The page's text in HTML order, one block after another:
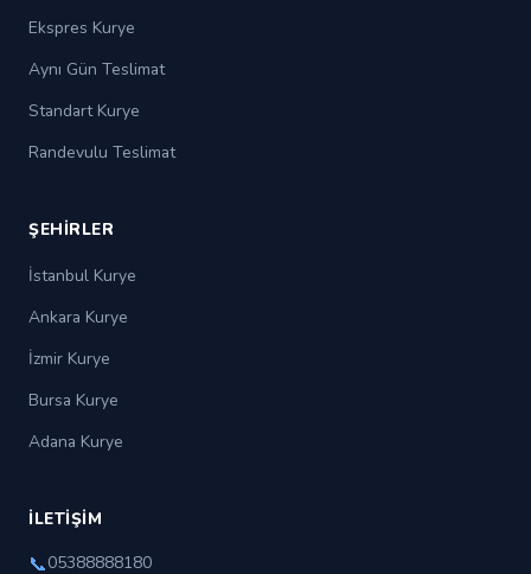
PAKET TÜRÜ
Ekspres Kurye
Aynı Gün Teslimat
Standart Kurye
Randevulu Teslimat
ŞEHIRLER
İstanbul Kurye
Ankara Kurye
İzmir Kurye
Bursa Kurye
Adana Kurye
İLETIŞIM
📞05388888180